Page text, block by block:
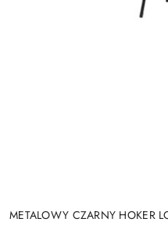
METALOWY CZARNY HOKER